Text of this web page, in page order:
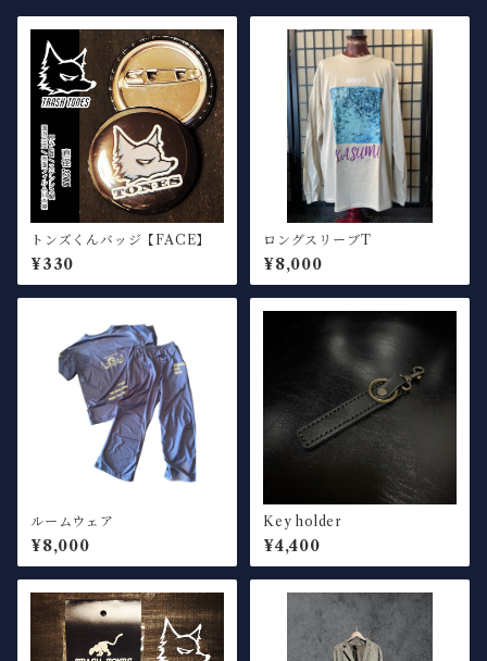
トンズくんバッジ【FACE】
¥330
ロングスリーブT
¥8,000
ルームウェア
¥8,000
Key holder
¥4,400